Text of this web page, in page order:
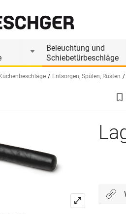
Beleuchtung und
Schiebetürbeschläge
Entsorgen, Spülen, Rüsten
Produkt ist